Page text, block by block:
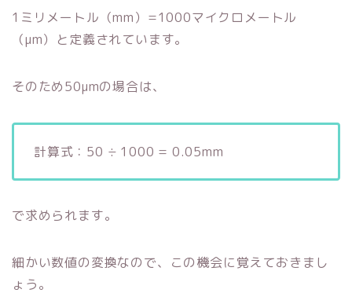
1ミリメートル（mm）=1000マイクロメートル
（μm）と定義されています。
そのため50μmの場合は、
計算式：50 ÷ 1000 = 0.05mm
で求められます。
細かい数値の変換なので、この機会に覚えておきまし
ょう。